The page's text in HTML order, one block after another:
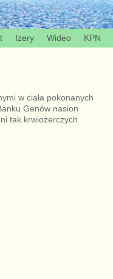
Izery Wideo KPN
w ciała pokonanych
Genów nasion
tak krwiożerczych